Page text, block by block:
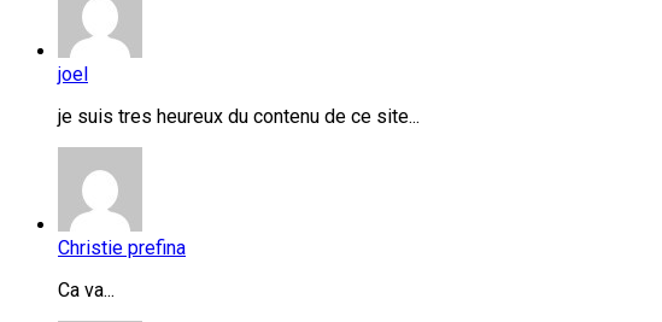
joel
je suis tres heureux du contenu de ce site...
Christie prefina
Ca va...